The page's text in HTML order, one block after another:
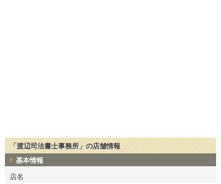
「渡辺司法書士事務所」の店舗情報
基本情報
店名